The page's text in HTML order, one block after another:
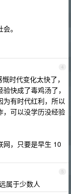
。
4
时代变化太快了，
快成了毒鸡汤了，
为有时代红利，所以
，可以没学历没经验
网，只要是早生 10
5
属于少数人